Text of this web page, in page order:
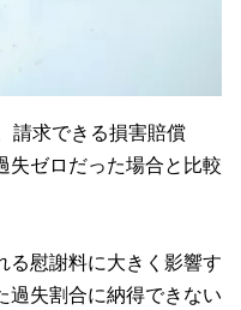
請求できる損害賠償
失ゼロだった場合と比較
る慰謝料に大きく影響す
過失割合に納得できない